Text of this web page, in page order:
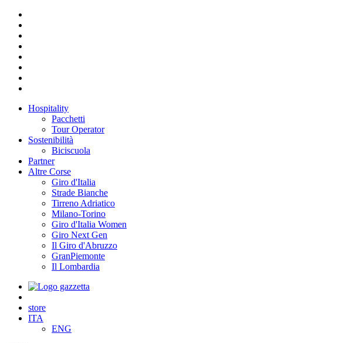
Hospitality
Pacchetti
Tour Operator
Sostenibilità
Biciscuola
Partner
Altre Corse
Giro d'Italia
Strade Bianche
Tirreno Adriatico
Milano-Torino
Giro d'Italia Women
Giro Next Gen
Il Giro d'Abruzzo
GranPiemonte
Il Lombardia
store
ITA
ENG